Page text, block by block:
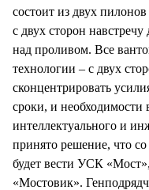
состоит из двух
с двух сторон
над проливом. Все
технологии – с двух
сконцентрировать
сроки, и
интеллектуального и
принято решение, что
будет вести УСК
«Мостовик».